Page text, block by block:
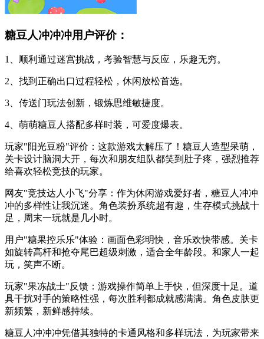
糖豆人冲冲冲用户评价：
1、顺利通过迷宫挑战，考验智慧与反应，乐趣无穷。
2、找到正确出口过程轻松，休闲放松首选。
3、传送门玩法创新，锻炼思维敏捷度。
4、萌萌糖豆人搭配多样时装，可爱度爆表。
玩家"阳光豆粉"评价：这款游戏太解压了！糖豆人造型呆萌，
关卡设计脑洞大开，每次和朋友组队都笑到肚子疼，强烈推荐
给喜欢轻松竞技的玩家。
网友"竞技达人小飞"分享：作为休闲游戏爱好者，糖豆人冲冲
冲的多样性让我沉迷。角色装扮系统超有趣，生存模式挑战十
足，周末一玩就是几小时。
用户"糖果控乐乐"体验：画面色彩明快，音乐欢快带感。关卡
如旋转高杆和抢夺尾巴超级刺激，适合全年龄段。和家人一起
玩，笑声不断。
玩家"果冻战士"反馈：游戏操作简单上手快，但深度十足。道
具干扰对手的策略性强，每次胜利都成就感满满。角色皮肤更
新频繁，新鲜感持续。
糖豆人冲冲冲凭借其独特的卡通风格和多样玩法，为玩家带来